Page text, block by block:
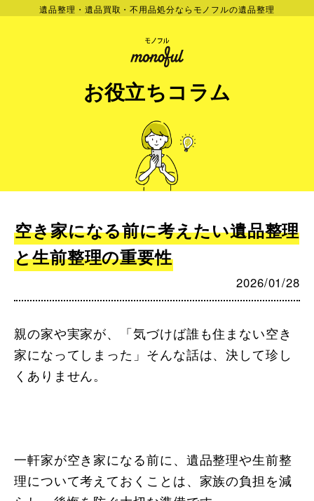
遺品整理・遺品買取・不用品処分ならモノフルの遺品整理
お役立ちコラム
空き家になる前に考えたい遺品整理
と生前整理の重要性
2026/01/28
親の家や実家が、「気づけば誰も住まない空き
家になってしまった」そんな話は、決して珍し
くありません。
一軒家が空き家になる前に、遺品整理や生前整
理について考えておくことは、家族の負担を減